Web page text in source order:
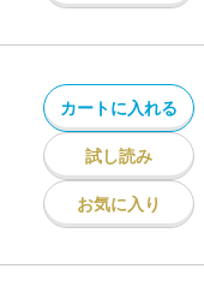
カートに入れる
試し読み
お気に入り